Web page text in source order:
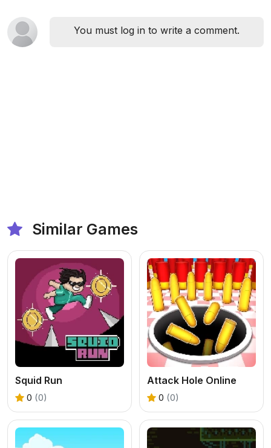
You must log in to write a comment.
Similar Games
Squid Run
0 (0)
Attack Hole Online
0 (0)